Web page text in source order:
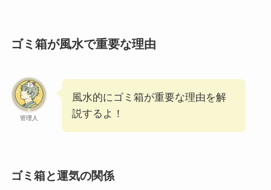
ゴミ箱が風水で重要な理由
管理人
風水的にゴミ箱が重要な理由を解
説するよ！
ゴミ箱と運気の関係